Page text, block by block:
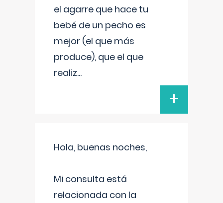
el agarre que hace tu
bebé de un pecho es
mejor (el que más
produce), que el que
realiz...
+
Hola, buenas noches,
Mi consulta está
relacionada con la